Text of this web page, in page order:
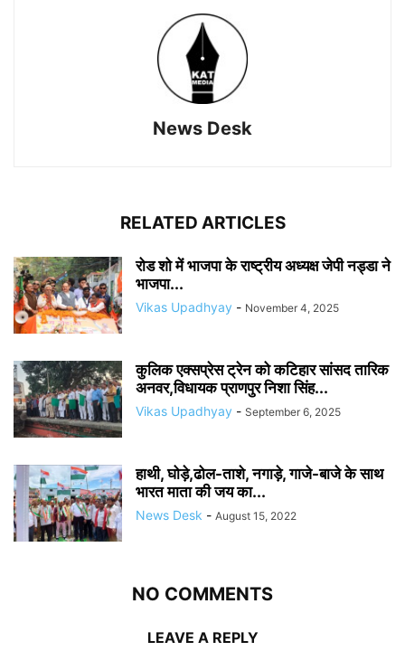
News Desk
RELATED ARTICLES
रोड शो में भाजपा के राष्ट्रीय अध्यक्ष जेपी नड्डा ने
भाजपा...
Vikas Upadhyay - November 4, 2025
कुलिक एक्सप्रेस ट्रेन को कटिहार सांसद तारिक
अनवर,विधायक प्राणपुर निशा सिंह...
Vikas Upadhyay - September 6, 2025
हाथी, घोड़े,ढोल-ताशे, नगाड़े, गाजे-बाजे के साथ
भारत माता की जय का...
News Desk - August 15, 2022
NO COMMENTS
LEAVE A REPLY